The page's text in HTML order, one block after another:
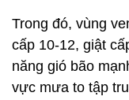
Trong đó, vùng
cấp 10-12, giật
năng gió bão
vực mưa to tập